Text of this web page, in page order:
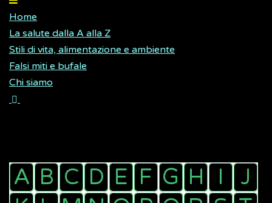
Home
La salute dalla A alla Z
Stili di vita, alimentazione e ambiente
Falsi miti e bufale
Chi siamo